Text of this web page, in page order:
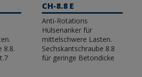
8.8.
CH-8.8 E
Anti-Rotations
Hülsenanker für
mittelschwere Lasten.
Sechskantschraube 8.8
für geringe Betondicke